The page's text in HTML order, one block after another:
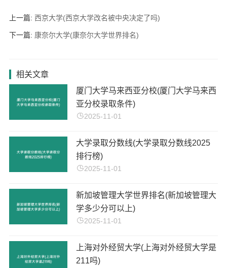
上一篇: 西京大学(西京大学改名被中央决定了吗)
下一篇: 康奈尔大学(康奈尔大学世界排名)
相关文章
厦门大学马来西亚分校(厦门大学马来西
亚分校录取条件)
2025-11-01
大学录取分数线(大学录取分数线2025
排行榜)
2025-11-01
新加坡管理大学世界排名(新加坡管理大
学多少分可以上)
2025-11-01
上海对外经贸大学(上海对外经贸大学是
211吗)